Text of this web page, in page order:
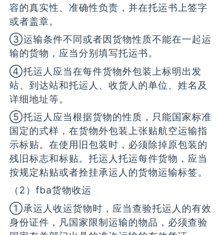
容的真实性、准确性负责，并在托运书上签字
或者盖章。
③运输条件不同或者因货物性质不能在一起运
输的货物，应当分别填写托运书。
④托运人应当在每件货物外包装上标明出发
站、到达站和托运人、收货人的单位、姓名及
详细地址等。
⑤托运人应当根据货物的性质，只能国家标准
国定的式样，在货物外包装上张贴航空运输指
示标贴。在使用旧包装时，必须除掉原包装的
残旧标志和标贴。托运人托运每件货物，应当
按规定粘贴或者拴挂承运人的货物运输标签。
（2）fba货物收运
①承运人收运货物时，应当查验托运人的有效
身份证件，凡国家限制运输的物品，必须查验